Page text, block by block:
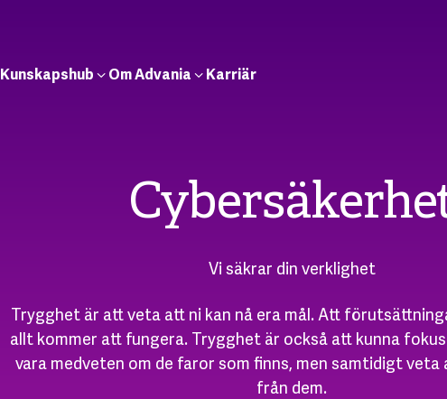
Kunskapshub Om Advania Karriär
Vi säkrar din verklighet
Trygghet är att veta att ni kan nå era mål. Att
allt kommer att fungera. Trygghet är också att kunna
vara medveten om de faror som finns, men samtidigt veta
från dem.